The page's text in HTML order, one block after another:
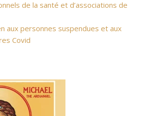
de la santé et d’associations de
aux personnes suspendues et aux
Covid